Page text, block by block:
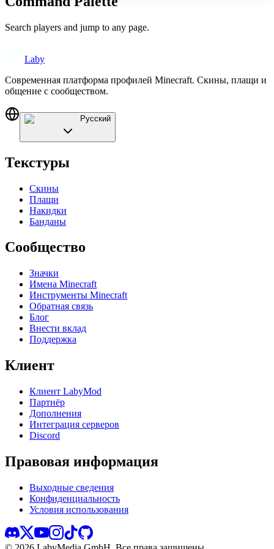
Search players and jump to any page.
Laby
Современная платформа профилей Minecraft. Скины, плащи и
общение с сообществом.
Русский
Текстуры
Скины
Плащи
Накидки
Банданы
Сообщество
Значки
Имена Minecraft
Инструменты Minecraft
Обратная связь
Блог
Внести вклад
Поддержка
Клиент
Клиент LabyMod
Партнёр
Дополнения
Интеграция серверов
Discord
Правовая информация
Выходные сведения
Конфиденциальность
Условия использования